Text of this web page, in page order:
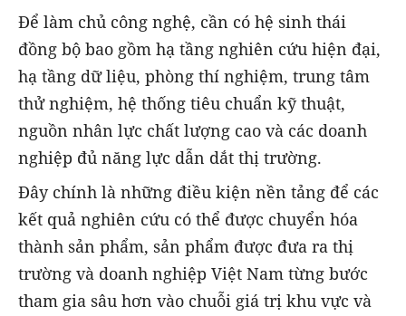
Để làm chủ công nghệ, cần có hệ sinh thái
đồng bộ bao gồm hạ tầng nghiên cứu hiện đại,
hạ tầng dữ liệu, phòng thí nghiệm, trung tâm
thử nghiệm, hệ thống tiêu chuẩn kỹ thuật,
nguồn nhân lực chất lượng cao và các doanh
nghiệp đủ năng lực dẫn dắt thị trường.
Đây chính là những điều kiện nền tảng để các
kết quả nghiên cứu có thể được chuyển hóa
thành sản phẩm, sản phẩm được đưa ra thị
trường và doanh nghiệp Việt Nam từng bước
tham gia sâu hơn vào chuỗi giá trị khu vực và